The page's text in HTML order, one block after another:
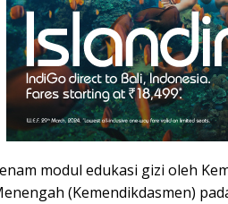
modul edukasi gizi oleh
(Kemendikdasmen)